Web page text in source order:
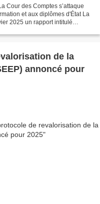
Cour des Comptes s’attaque
et aux diplômes d'État La
2025 un rapport intitulé
de la
annoncé pour